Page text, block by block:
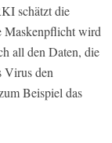
schätzt die
Maskenpflicht wird
all den Daten, die
Virus den
Beispiel das